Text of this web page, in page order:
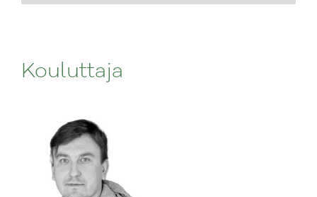
Kouluttaja